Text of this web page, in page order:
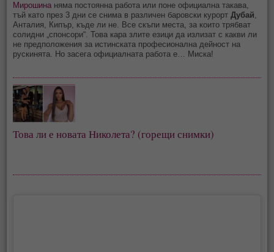
Мирошина няма постоянна работа или поне официална такава,
тъй като през 3 дни се снима в различен баровски курортДубай,
Анталия, Кипър, къде ли не. Все скъпи места, за които трябват
солидни „спонсори“. Това кара злите езици да излизат с какви ли
не предположения за истинската професионална дейност на
рускинята. Но засега официалната работа е… Миска!
Това ли е новата Николета? (горещи снимки)